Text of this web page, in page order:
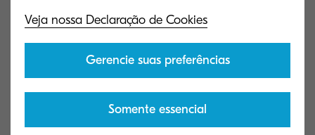
método mais conveniente de recuperação é o uso
crachá ou um PIN também funcionam
perfeitamente.
Para proteger ainda mais os dispositivos, é uma
Veja nossa Declaração de Cookies
Gerencie suas preferências
Somente essencial